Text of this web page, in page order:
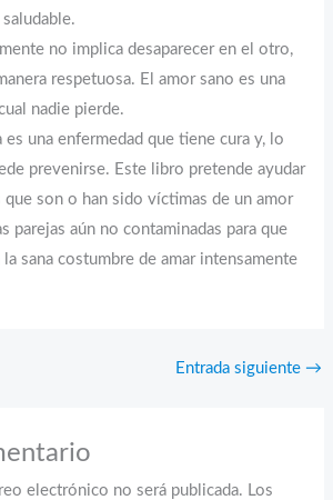
no implica desaparecer en el otro,
respetuosa. El amor sano es una
nadie pierde.
es una enfermedad que tiene cura y, lo
prevenirse. Este libro pretende ayudar
que son o han sido víctimas de un amor
parejas aún no contaminadas para que
sana costumbre de amar intensamente
Entrada siguiente →
electrónico no será publicada. Los